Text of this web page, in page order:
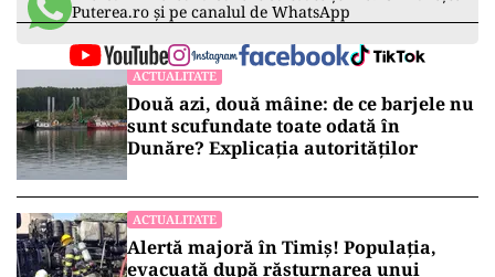
Puterea.ro și pe canalul de WhatsApp
ACTUALITATE
Două azi, două mâine: de ce barjele nu
sunt scufundate toate odată în
Dunăre? Explicația autorităților
ACTUALITATE
Alertă majoră în Timiș! Populația,
evacuată după răsturnarea unui